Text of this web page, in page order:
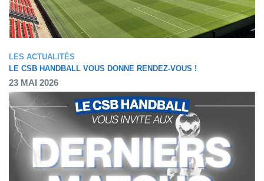
LES ACTUALITÉS
LE CSB HANDBALL VOUS DONNE RENDEZ-VOUS !
23 MAI 2026